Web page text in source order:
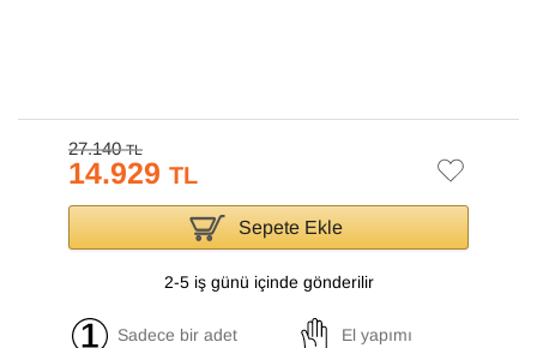
27.140TL
14.929 TL
Sepete Ekle
2-5 iş günü içinde gönderilir
Sadece bir adet El yapımı